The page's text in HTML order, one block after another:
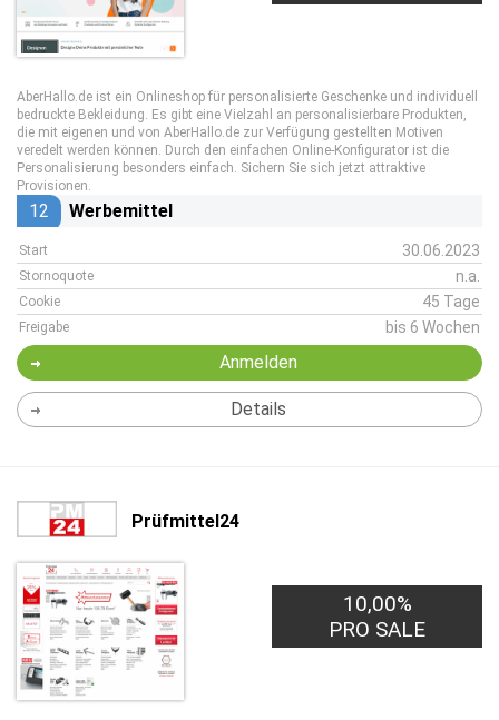
AberHallo.de ist ein Onlineshop für personalisierte Geschenke und individuell
bedruckte Bekleidung. Es gibt eine Vielzahl an personalisierbare Produkten,
die mit eigenen und von AberHallo.de zur Verfügung gestellten Motiven
veredelt werden können. Durch den einfachen Online-Konfigurator ist die
Personalisierung besonders einfach. Sichern Sie sich jetzt attraktive
Provisionen.
12 Werbemittel
Start 30.06.2023
Stornoquote n.a.
Cookie 45 Tage
Freigabe bis 6 Wochen
Anmelden
Details
Prüfmittel24
10,00%
PRO SALE